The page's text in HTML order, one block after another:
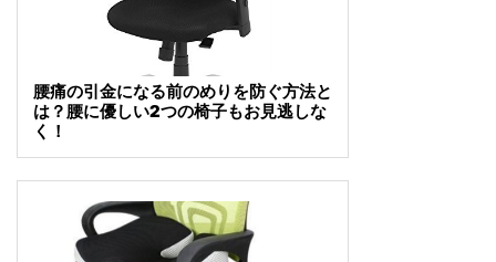
腰痛の引金になる前のめりを防ぐ方法と
は？腰に優しい2つの椅子もお見逃しな
く！